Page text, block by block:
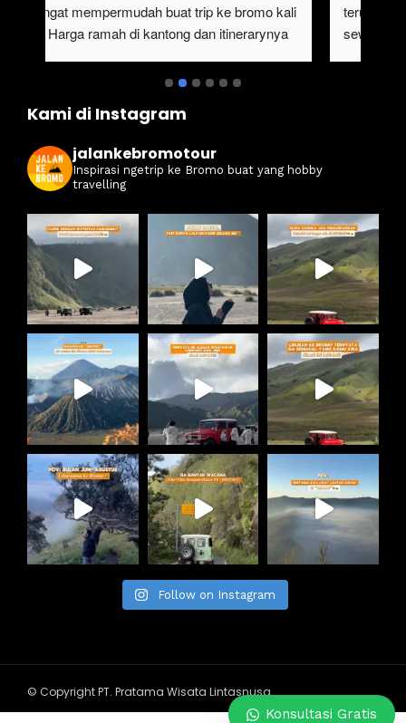
sangat mempermudah buat trip ke bromo kali
ini. Harga ramah di kantong dan itinerarynya
Kami di Instagram
jalankebromotour
Inspirasi ngetrip ke Bromo buat yang hobby
travelling
Follow on Instagram
© Copyright PT. Pratama Wisata Lintasnusa
Konsultasi Gratis